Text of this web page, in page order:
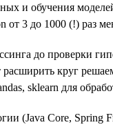
и обучения
3 до 1000 (!) раз
до проверки
круг
sklearn для
(Java Core,